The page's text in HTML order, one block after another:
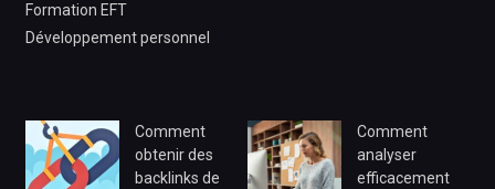
Formation EFT
Développement personnel
Comment
obtenir des
backlinks de
Comment
analyser
efficacement